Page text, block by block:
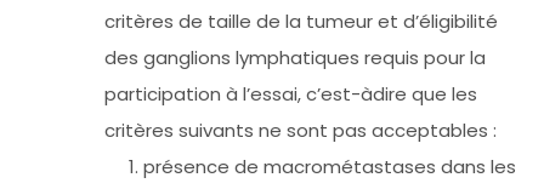
critères de taille de la tumeur et d’éligibilité
des ganglions lymphatiques requis pour la
participation à l’essai, c’est-àdire que les
critères suivants ne sont pas acceptables :
présence de macrométastases dans les